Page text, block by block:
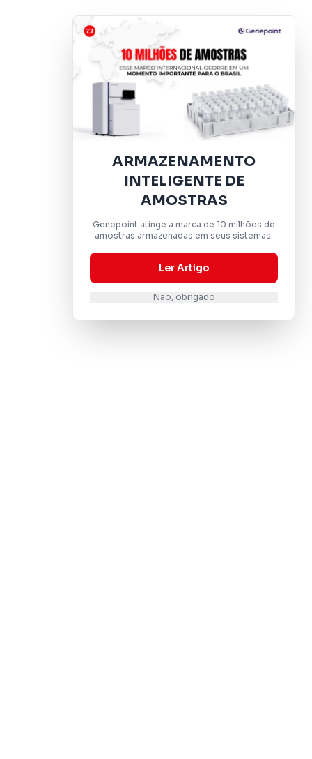
ARMAZENAMENTO
INTELIGENTE DE
AMOSTRAS
Genepoint atinge a marca de 10 milhões de
amostras armazenadas em seus sistemas.
Ler Artigo
Não, obrigado